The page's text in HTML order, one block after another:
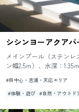
シシンヨーアクア
メインプール（ステン
ン幅2.5ｍ）、水深：1.35
#呉中心・吉浦・天応エリア
#体験・遊び #自然・アウトド